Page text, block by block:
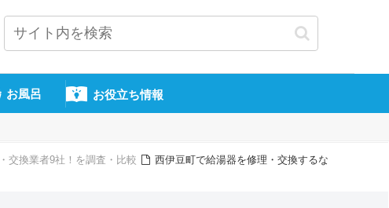
お風呂 お役立ち情報
交換業者9社！を調査・比較
西伊豆町で給湯器を修理・交換するな